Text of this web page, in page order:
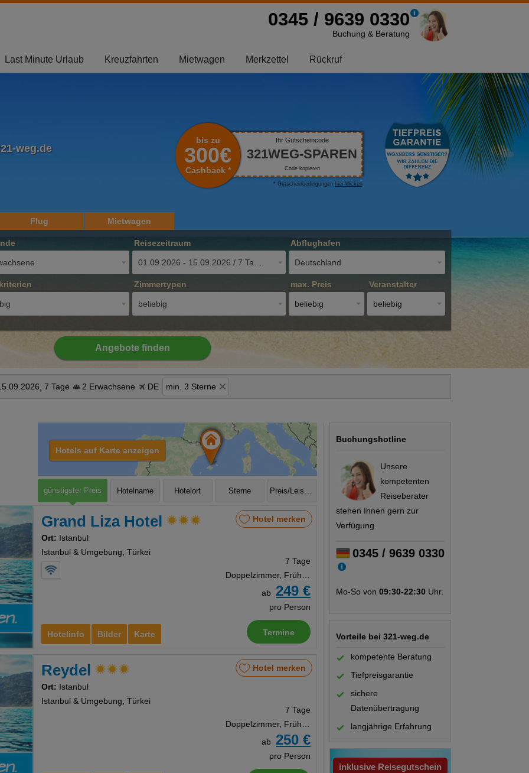
0345 / 9639 0330
Buchung & Beratung
Last Minute Urlaub Kreuzfahrten Mietwagen Merkzettel Rückruf
weg.de
bis zu
300€
Cashback *
Ihr Gutscheincode
321WEG-SPAREN
Code kopieren
* Gutscheinbedingungen hier klicken
Flug Mietwagen
Reisezeitraum
01.09.2026 - 15.09.2026 / 7 Tage
Abflughafen
Deutschland
Zimmertypen
beliebig
max. Preis
beliebig
Veranstalter
beliebig
Angebote finden
7 Tage 2 Erwachsene DE min. 3 Sterne
Buchungshotline
Unsere
kompetenten
Reiseberater
stehen Ihnen gern zur
Verfügung.
0345 / 9639 0330
Mo-So von 09:30-22:30 Uhr.
Vorteile bei 321-weg.de
kompetente Beratung
Tiefpreisgarantie
sichere
Datenübertragung
langjährige Erfahrung
inklusive Reisegutschein
Hotels auf Karte anzeigen
günstigster Preis Hotelname Hotelort Sterne Preis/Leistung
Hotelinfo Bilder Karte
Grand Liza Hotel
Ort: Istanbul
Istanbul & Umgebung, Türkei
Hotel merken
7 Tage
Doppelzimmer, Frühstück
ab
249 €
pro Person
Termine
Reydel
Ort: Istanbul
Istanbul & Umgebung, Türkei
Hotel merken
7 Tage
Doppelzimmer, Frühstück
ab
250 €
pro Person